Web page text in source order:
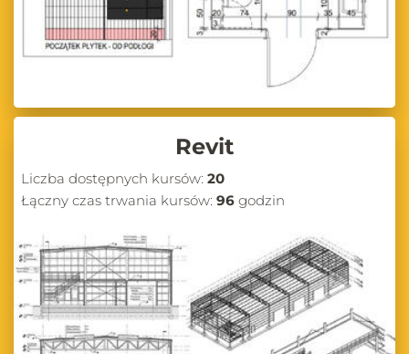
Revit
Liczba dostępnych kursów: 20
Łączny czas trwania kursów: 96 godzin